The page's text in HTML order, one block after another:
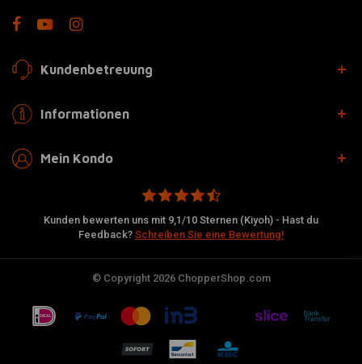
Kundenbetreuung
Informationen
Mein Kondo
Kunden bewerten uns mit 9,1/10 Sternen (Kiyoh) - Hast du
Feedback? Schreiben Sie eine Bewertung!
© Copyright 2026 ChopperShop.com